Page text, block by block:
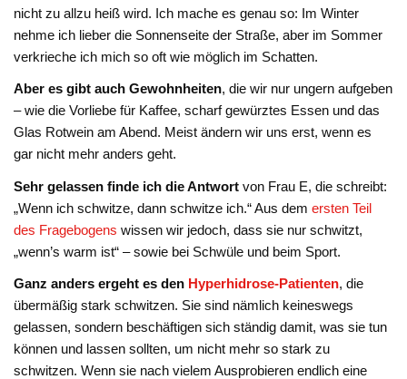
nicht zu allzu heiß wird. Ich mache es genau so: Im Winter
nehme ich lieber die Sonnenseite der Straße, aber im Sommer
verkrieche ich mich so oft wie möglich im Schatten.
Aber es gibt auch Gewohnheiten, die wir nur ungern aufgeben
– wie die Vorliebe für Kaffee, scharf gewürztes Essen und das
Glas Rotwein am Abend. Meist ändern wir uns erst, wenn es
gar nicht mehr anders geht.
Sehr gelassen finde ich die Antwort von Frau E, die schreibt:
„Wenn ich schwitze, dann schwitze ich.“ Aus demersten Teil
des Fragebogenswissen wir jedoch, dass sie nur schwitzt,
„wenn’s warm ist“ – sowie bei Schwüle und beim Sport.
Ganz anders ergeht es den Hyperhidrose-Patienten, die
übermäßig stark schwitzen. Sie sind nämlich keineswegs
gelassen, sondern beschäftigen sich ständig damit, was sie tun
können und lassen sollten, um nicht mehr so stark zu
schwitzen. Wenn sie nach vielem Ausprobieren endlich eine